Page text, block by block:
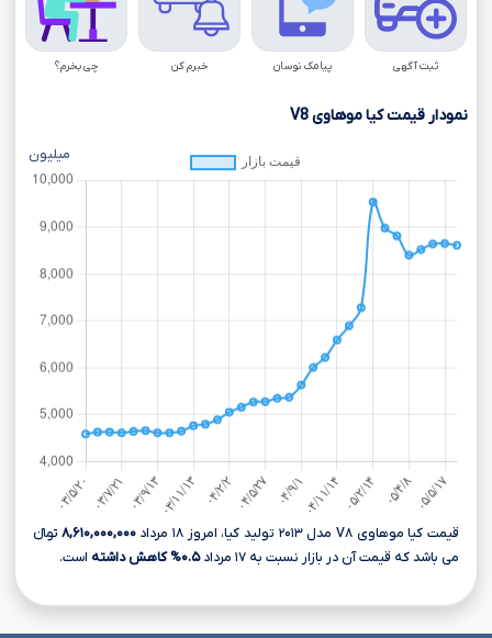
ثبت آگهی پیامک نوسان خبرم کن چی بخرم؟
نمودار قیمت کیا موهاویV8
میلیون
قیمت کیا موهاوی V۸ مدل ۲۰۱۳ تولید کیا، امروز ۱۸ مرداد ۸,۶۱۰,۰۰۰,۰۰۰ تومانءءء
می باشد که قیمت آن در بازار نسبت به ۱۷ مرداد
۰.۵% کاهش داشته است.